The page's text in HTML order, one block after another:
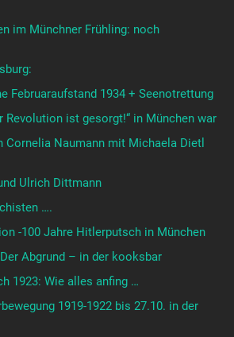
im Münchner Frühling: noch
Februaraufstand 1934 + Seenotrettung
Revolution ist gesorgt!“ in München war
Cornelia Naumann mit Michaela Dietl
Ulrich Dittmann
….
-100 Jahre Hitlerputsch in München
Abgrund – in der kooksbar
1923: Wie alles anfing …
1919-1922 bis 27.10. in der